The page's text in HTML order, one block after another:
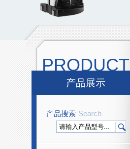
PRODUCT
产品展示
产品搜索 Search